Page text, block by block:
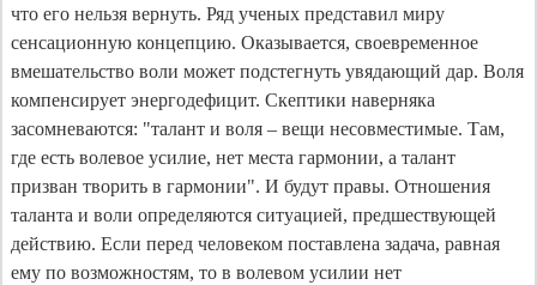
что его нельзя вернуть. Ряд ученых представил миру
сенсационную концепцию. Оказывается, своевременное
вмешательство воли может подстегнуть увядающий дар. Воля
компенсирует энергодефицит. Скептики наверняка
засомневаются: "талант и воля – вещи несовместимые. Там,
где есть волевое усилие, нет места гармонии, а талант
призван творить в гармонии". И будут правы. Отношения
таланта и воли определяются ситуацией, предшествующей
действию. Если перед человеком поставлена задача, равная
ему по возможностям, то в волевом усилии нет